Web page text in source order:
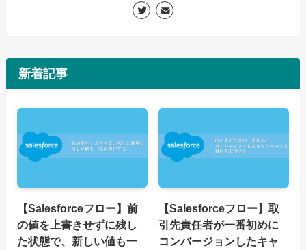
新着記事
【Salesforceフロー】前
の値を上書きせずに残し
た状態で、新しい値も一
【Salesforceフロー】取
引先責任者が一番初めに
コンバージョンしたキャ